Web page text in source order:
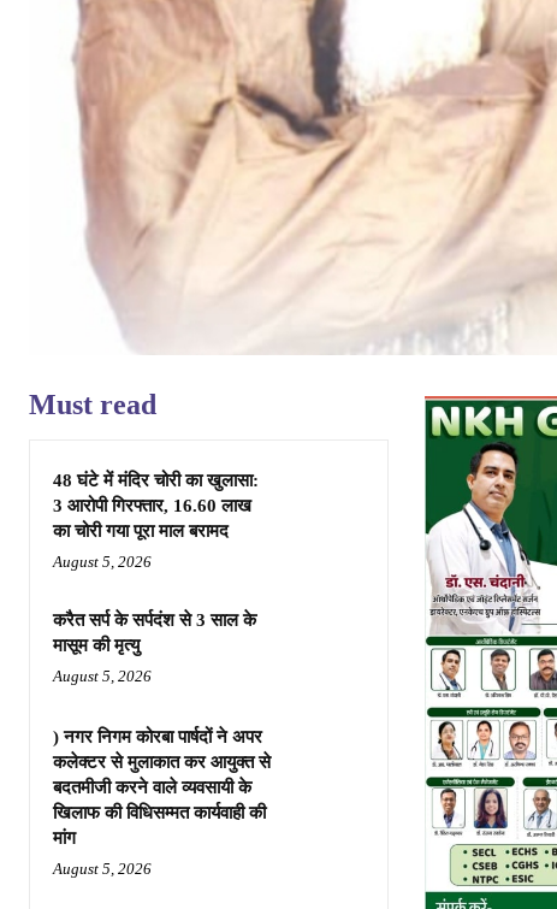
Must read
48 घंटे में मंदिर चोरी का खुलासा:
3 आरोपी गिरफ्तार, 16.60 लाख
का चोरी गया पूरा माल बरामद
August 5, 2026
करैत सर्प के सर्पदंश से 3 साल के
मासूम की मृत्यु
August 5, 2026
) नगर निगम कोरबा पार्षदों ने अपर
कलेक्टर से मुलाकात कर आयुक्त से
बदतमीजी करने वाले व्यवसायी के
खिलाफ की विधिसम्मत कार्यवाही की
मांग
August 5, 2026